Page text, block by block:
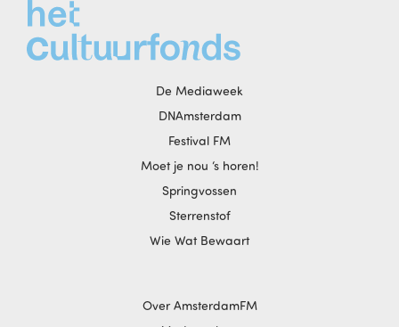
De Mediaweek
DNAmsterdam
Festival FM
Moet je nou ‘s horen!
Springvossen
Sterrenstof
Wie Wat Bewaart
Over AmsterdamFM